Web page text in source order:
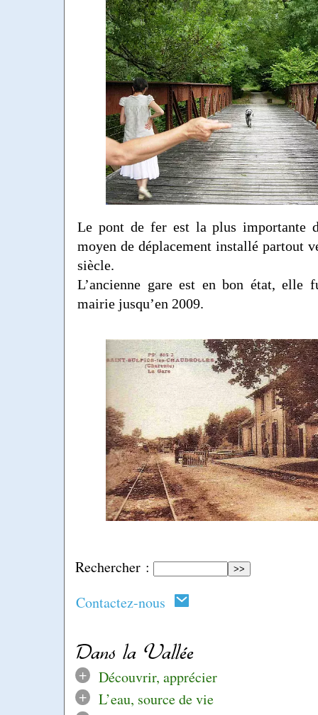
Rechercher :
Contactez-nous
Dans la Vallée
+
Découvrir, apprécier
+
L’eau, source de vie
Le pont de fer est la plus importante
moyen de déplacement installé partout
siècle.
L’ancienne gare est en bon état, elle
mairie jusqu’en 2009.